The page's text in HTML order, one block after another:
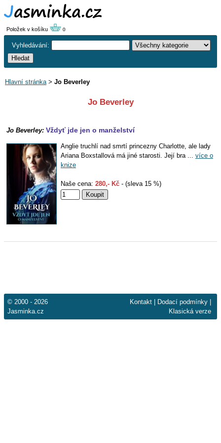
Položek v košíku 0
Vyhledávání:
Hlavní stránka> Jo Beverley
Jo Beverley
Jo Beverley: Vždyť jde jen o manželství
Anglie truchlí nad smrtí princezny Charlotte, ale lady
Ariana Boxstallová má jiné starosti. Její bra ... více o
knize
Naše cena: 280,- Kč - (sleva 15 %)
© 2000 - 2026
Jasminka.cz
Kontakt Dodací podmínky